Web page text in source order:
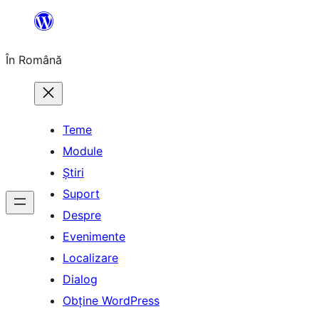
conținut
În Română
Teme
Module
Știri
Suport
Despre
Evenimente
Localizare
Dialog
Obține WordPress